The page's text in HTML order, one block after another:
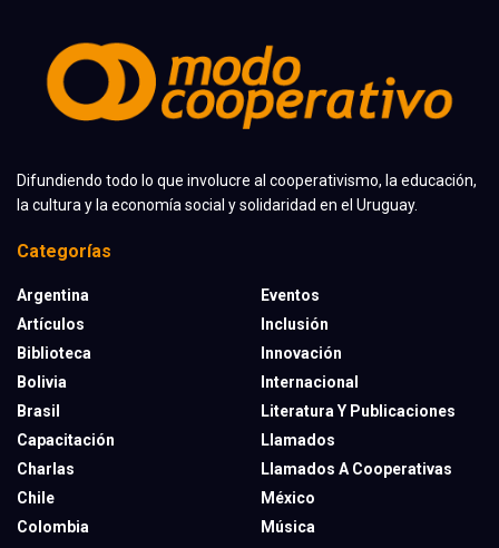
Difundiendo todo lo que involucre al cooperativismo, la educación,
la cultura y la economía social y solidaridad en el Uruguay.
Categorías
Argentina
Artículos
Biblioteca
Bolivia
Brasil
Capacitación
Charlas
Chile
Colombia
Eventos
Inclusión
Innovación
Internacional
Literatura Y Publicaciones
Llamados
Llamados A Cooperativas
México
Música